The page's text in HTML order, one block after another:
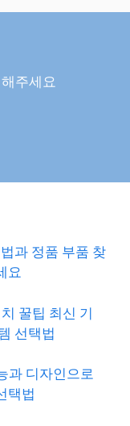
주세요
과 정품 부품 찾
요
꿀팁 최신 기
선택법
과 디자인으로
택법